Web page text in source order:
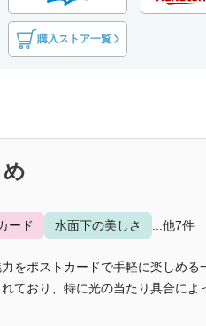
購入ストア一覧
ード 水面下の美しさ ...他7件
をポストカードで手軽に楽しめる
ており、特に光の当たり具合に